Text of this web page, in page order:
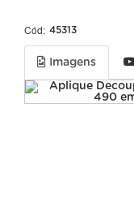
Cód: 45313
Imagens